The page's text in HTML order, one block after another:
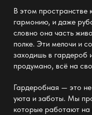
В этом пространстве
гармонию, и даже
словно она часть
полке. Эти мелочи и
заходишь в гардероб
продумано, всё на
Гардеробная — это
уюта и заботы. Мы
которые работают